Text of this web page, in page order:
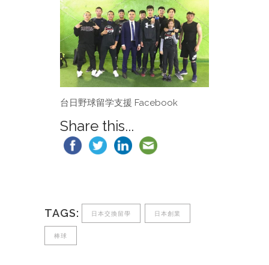
台日野球留学支援 Facebook
Share this...
TAGS: 日本交換留學 日本創業
棒球